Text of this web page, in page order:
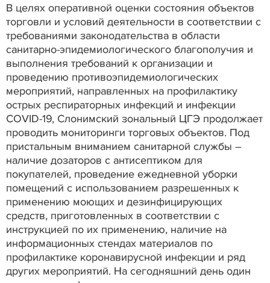
В целях оперативной оценки состояния объектов
торговли и условий деятельности в соответствии с
требованиями законодательства в области
санитарно-эпидемиологического благополучия и
выполнения требований к организации и
проведению противоэпидемиологических
мероприятий, направленных на профилактику
острых респираторных инфекций и инфекции
COVID-19, Слонимский зональный ЦГЭ продолжает
проводить мониторинги торговых объектов. Под
пристальным вниманием санитарной службы –
наличие дозаторов с антисептиком для
покупателей, проведение ежедневной уборки
помещений с использованием разрешенных к
применению моющих и дезинфицирующих
средств, приготовленных в соответствии с
инструкцией по их применению, наличие на
информационных стендах материалов по
профилактике коронавирусной инфекции и ряд
других мероприятий. На сегодняшний день один